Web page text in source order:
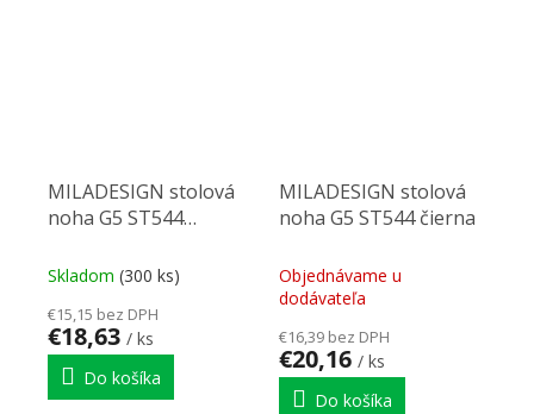
MILADESIGN stolová
noha G5 ST544
Skladom (300 ks)
€15,15 bez DPH
€18,63 / ks
Do košíka
MILADESIGN stolová
noha G5 ST544 čierna
Objednávame u
dodávateľa
€16,39 bez DPH
€20,16 / ks
Do košíka